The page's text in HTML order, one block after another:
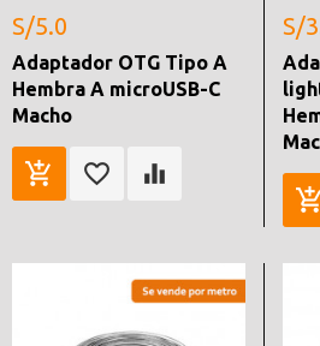
S/5.0
Adaptador OTG Tipo A
Hembra A microUSB-C
Macho
S/